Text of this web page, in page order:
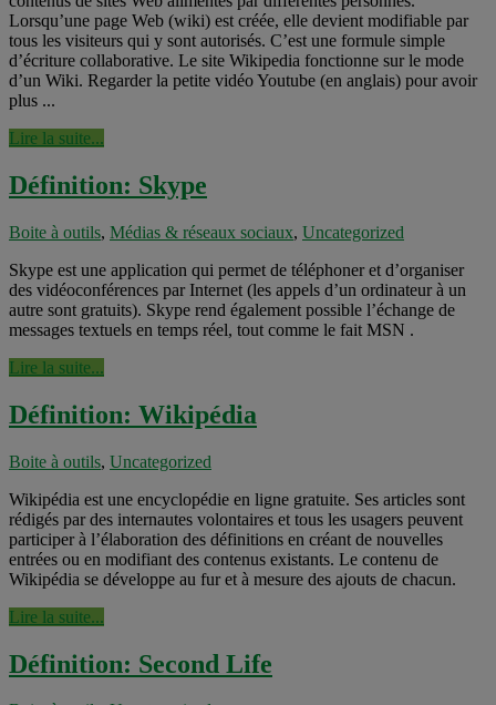
Lorsqu’une page Web (wiki) est créée, elle devient modifiable par
tous les visiteurs qui y sont autorisés. C’est une formule simple
d’écriture collaborative. Le site Wikipedia fonctionne sur le mode
d’un Wiki. Regarder la petite vidéo Youtube (en anglais) pour avoir
plus ...
Lire la suite...
Définition: Skype
Boite à outils, Médias & réseaux sociaux, Uncategorized
Skype est une application qui permet de téléphoner et d’organiser
des vidéoconférences par Internet (les appels d’un ordinateur à un
autre sont gratuits). Skype rend également possible l’échange de
messages textuels en temps réel, tout comme le fait MSN .
Lire la suite...
Définition: Wikipédia
Boite à outils, Uncategorized
Wikipédia est une encyclopédie en ligne gratuite. Ses articles sont
rédigés par des internautes volontaires et tous les usagers peuvent
participer à l’élaboration des définitions en créant de nouvelles
entrées ou en modifiant des contenus existants. Le contenu de
Wikipédia se développe au fur et à mesure des ajouts de chacun.
Lire la suite...
Définition: Second Life